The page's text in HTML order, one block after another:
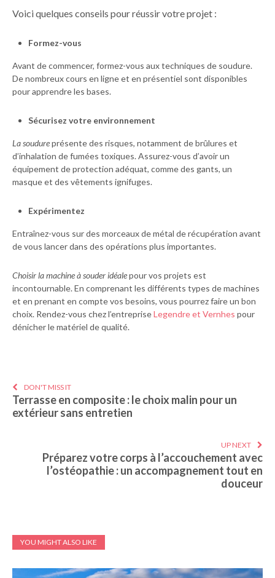
Voici quelques conseils pour réussir votre projet :
Formez-vous
Avant de commencer, formez-vous aux techniques de soudure.
De nombreux cours en ligne et en présentiel sont disponibles
pour apprendre les bases.
Sécurisez votre environnement
La soudureprésente des risques, notamment de brûlures et
d’inhalation de fumées toxiques. Assurez-vous d’avoir un
équipement de protection adéquat, comme des gants, un
masque et des vêtements ignifuges.
Expérimentez
Entraînez-vous sur des morceaux de métal de récupération avant
de vous lancer dans des opérations plus importantes.
Choisir la machine à souder idéalepour vos projets est
incontournable. En comprenant les différents types de machines
et en prenant en compte vos besoins, vous pourrez faire un bon
choix. Rendez-vous chez l’entrepriseLegendre et Vernhes pour
dénicher le matériel de qualité.
DON'T MISS IT
Terrasse en composite : le choix malin pour un
extérieur sans entretien
UP NEXT
Préparez votre corps à l’accouchement avec
l’ostéopathie : un accompagnement tout en
douceur
YOU MIGHT ALSO LIKE